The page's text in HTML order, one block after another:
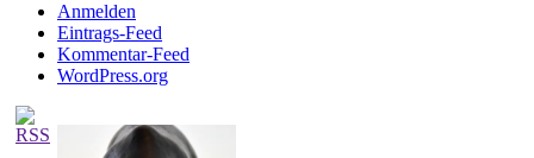
Anmelden
Eintrags-Feed
Kommentar-Feed
WordPress.org